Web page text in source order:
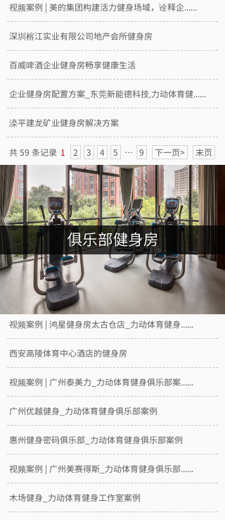
视频案例 | 鸿星健身房太古仓店_力动体育健身......
西安高陵体育中心酒店的健身房
视频案例 | 广州泰美力_力动体育健身俱乐部案......
广州优越健身_力动体育健身俱乐部案例
惠州健身密码俱乐部_力动体育健身俱乐部案例
视频案例 | 广州美赛得斯_力动体育健身俱乐部......
木场健身_力动体育健身工作室案例
视频案例 | 美的集团构建活力健身场域，诠释企......
深圳榕江实业有限公司地产会所健身房
百威啤酒企业健身房畅享健康生活
企业健身房配置方案_东莞新能德科技,力动体育健......
滦平建龙矿业健身房解决方案
共 59 条记录 1 2 3 4 5 … 9 下一页> 末页